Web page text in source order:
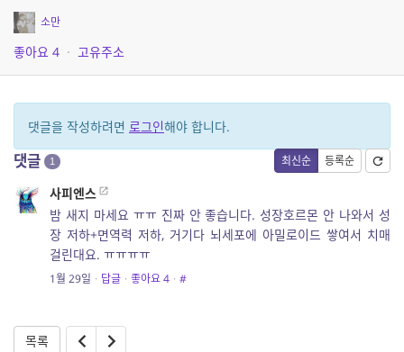
소만
좋아요 4 · 고유주소
댓글을 작성하려면 로그인해야 합니다.
최신순 등록순
댓글 1
사피엔스
밤 새지 마세요 ㅠㅠ 진짜 안 좋습니다. 성장호르몬 안 나와서 성
장 저하+면역력 저하, 거기다 뇌세포에 아밀로이드 쌓여서 치매
걸린대요. ㅠㅠㅠㅠ
1월 29일 · 답글 · 좋아요4 · #
목록